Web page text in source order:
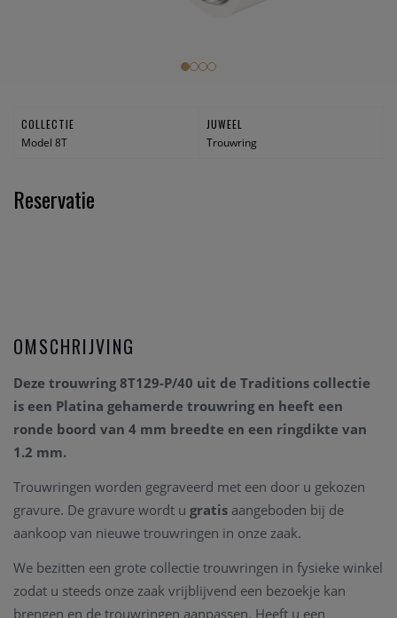
COLLECTIE
Model 8T
JUWEEL
Trouwring
Reservatie
OMSCHRIJVING
Deze trouwring 8T129-P/40 uit de Traditions collectie
is een Platina gehamerde trouwring en heeft een
ronde boord van 4 mm breedte en een ringdikte van
1.2 mm.
Trouwringen worden gegraveerd met een door u gekozen
gravure. De gravure wordt u gratis aangeboden bij de
aankoop van nieuwe trouwringen in onze zaak.
We bezitten een grote collectie trouwringen in fysieke winkel
zodat u steeds onze zaak vrijblijvend een bezoekje kan
brengen en de trouwringen aanpassen. Heeft u een